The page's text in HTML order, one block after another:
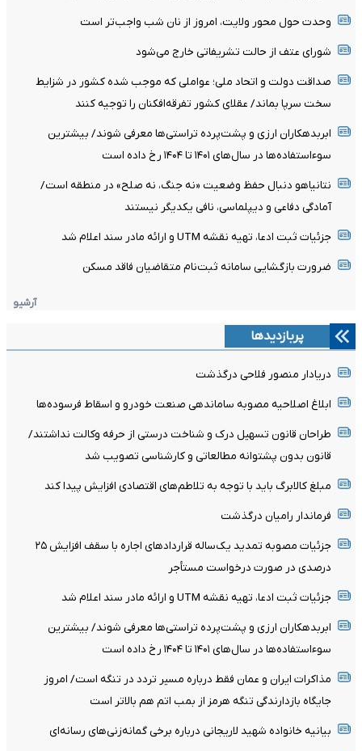
وحدت حول محور ولایت، امروز از نان شب واجب‌تر است
شورای عتف از حالت تشریفاتی خارج می‌شود
صداقت دولت و اتحاد ملی؛ عواملی که موجب شده کشور در شزایط
سخت سرپا بماند/ عقلای کشور تفرقه‌افکنان را توجیه کنند
ابربدهکاران ارزی و پشت‌پرده تراستی‌ها معرفی شوند/ بیشترین
سوءاستفاده‌ها در سال‌های ۱۴۰۱ تا ۱۴۰۴ رخ داده است
نتانیاهو دنبال حفظ وضعیت «نه جنگ، نه صلح» در منطقه است/
آمادگی دفاعی و دیپلماسی، نافی یکدیگر نیستند
جزئیات ثبت ادعا، تهیه نقشه UTM و ارائه مادر سند اعلام شد
ضرورت بازگشایی سامانه ثبت‌نام متقاضیان فاقد مسکن
آرشیو
پربازدیدها
دریادار منصور فلاحی درگذشت
ابلاغ اصلاحیه مصوبه ساماندهی صنعت خودرو و اسقاط فرسوده‌ها
طراحان قانون تسهیل درک و شناخت درستی از حرفه وکالت نداشتند/
قانون بدون پشتوانه مطالعاتی و کارشناسی تصویب شد
مبلغ کالابرگ باید با توجه به تلاطم‌های اقتصادی افزایش پیدا کند
فرماندار رامیان درگذشت
جزئیات مصوبه تمدید یک‌ساله قرارداد‌های اجاره با سقف افزایش ۲۵
درصدی در صورت درخواست مستأجر
جزئیات ثبت ادعا، تهیه نقشه UTM و ارائه مادر سند اعلام شد
ابربدهکاران ارزی و پشت‌پرده تراستی‌ها معرفی شوند/ بیشترین
سوءاستفاده‌ها در سال‌های ۱۴۰۱ تا ۱۴۰۴ رخ داده است
مذاکرات ایران و عمان فقط درباره مسیر تردد در تنگه است/ امروز
جایگاه بازدارندگی تنگه هرمز از بمب اتم هم بالاتر است
بیانیه خانواده شهید لاریجانی درباره برخی گمانه‌زنی‌های رسانه‌ای